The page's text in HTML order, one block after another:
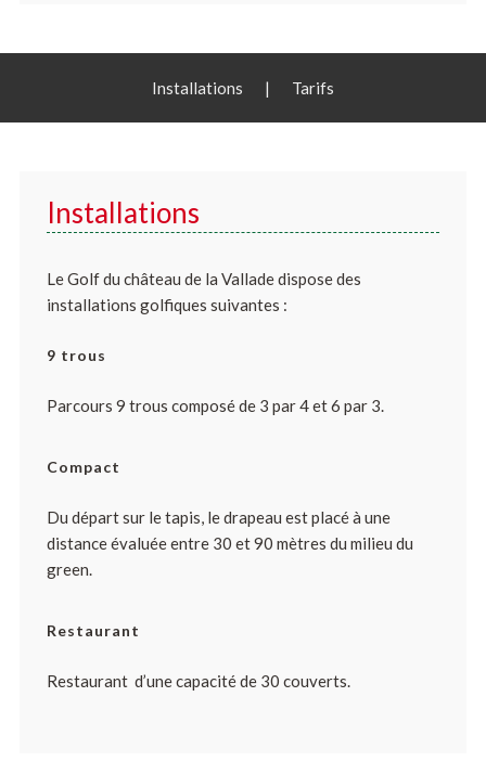
Installations | Tarifs
Installations
Le Golf du château de la Vallade dispose des
installations golfiques suivantes :
9 trous
Parcours 9 trous composé de 3 par 4 et 6 par 3.
Compact
Du départ sur le tapis, le drapeau est placé à une
distance évaluée entre 30 et 90 mètres du milieu du
green.
Restaurant
Restaurant d’une capacité de 30 couverts.